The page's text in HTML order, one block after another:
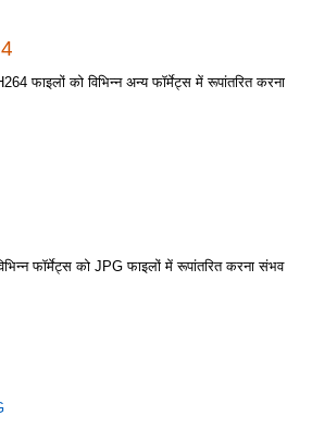
फाइलों को विभिन्न अन्य फॉर्मेट्स में रूपांतरित करना
फॉर्मेट्स को JPG फाइलों में रूपांतरित करना संभव